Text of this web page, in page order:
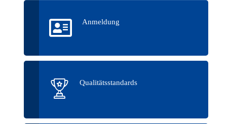
Anmeldung
Qualitätsstandards